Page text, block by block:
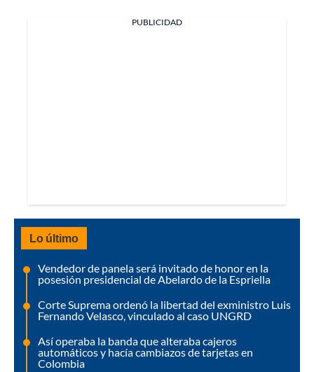
PUBLICIDAD
Lo último
Vendedor de panela será invitado de honor en la
posesión presidencial de Abelardo de la Espriella
Corte Suprema ordenó la libertad del exministro Luis
Fernando Velasco, vinculado al caso UNGRD
Así operaba la banda que alteraba cajeros
automáticos y hacía cambiazos de tarjetas en
Colombia